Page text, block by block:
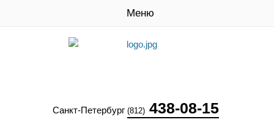
Меню
Санкт-Петербург (812) 438-08-15